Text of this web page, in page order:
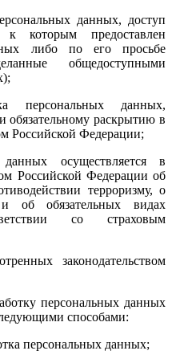
данных, доступ
которым предоставлен
либо по его просьбе
общедоступными
персональных данных,
раскрытию в
Российской Федерации;
осуществляется в
Российской Федерации об
терроризму, о
об обязательных видах
со страховым
законодательством
персональных данных
способами:
персональных данных;